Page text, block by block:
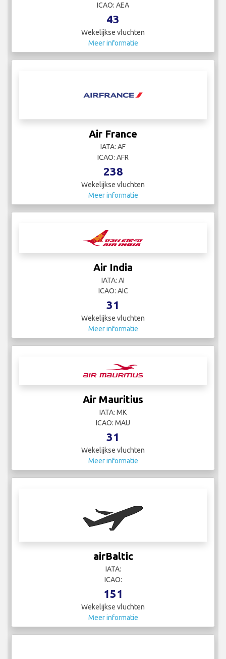
ICAO: AEA
43
Wekelijkse vluchten
Meer informatie
Air France
IATA: AF
ICAO: AFR
238
Wekelijkse vluchten
Meer informatie
Air India
IATA: AI
ICAO: AIC
31
Wekelijkse vluchten
Meer informatie
Air Mauritius
IATA: MK
ICAO: MAU
31
Wekelijkse vluchten
Meer informatie
airBaltic
IATA:
ICAO:
151
Wekelijkse vluchten
Meer informatie